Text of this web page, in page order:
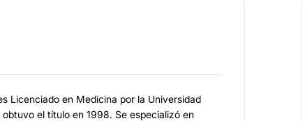
Licenciado en Medicina por la Universidad
el título en 1998. Se especializó en